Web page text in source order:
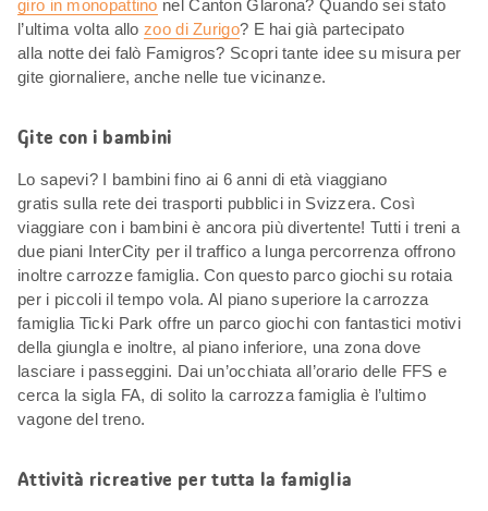
giro in monopattino nel Canton Glarona? Quando sei stato
l’ultima volta allozoo di Zurigo? E hai già partecipato
alla notte dei falò Famigros? Scopri tante idee su misura per
gite giornaliere, anche nelle tue vicinanze.
Gite con i bambini
Lo sapevi? I bambini fino ai 6 anni di età viaggiano
gratis sulla rete dei trasporti pubblici in Svizzera. Così
viaggiare con i bambini è ancora più divertente! Tutti i treni a
due piani InterCity per il traffico a lunga percorrenza offrono
inoltre carrozze famiglia. Con questo parco giochi su rotaia
per i piccoli il tempo vola. Al piano superiore la carrozza
famiglia Ticki Park offre un parco giochi con fantastici motivi
della giungla e inoltre, al piano inferiore, una zona dove
lasciare i passeggini. Dai un’occhiata all’orario delle FFS e
cerca la sigla FA, di solito la carrozza famiglia è l’ultimo
vagone del treno.
Attività ricreative per tutta la famiglia